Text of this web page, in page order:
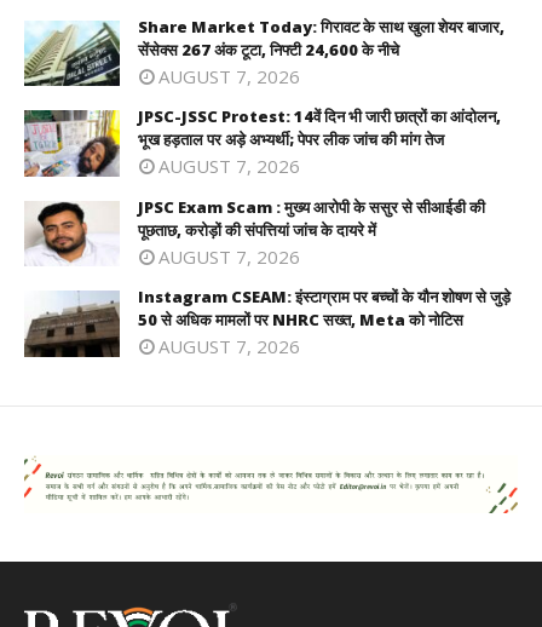
Share Market Today: गिरावट के साथ खुला शेयर बाजार,
सेंसेक्स 267 अंक टूटा, निफ्टी 24,600 के नीचे
AUGUST 7, 2026
JPSC-JSSC Protest: 14वें दिन भी जारी छात्रों का आंदोलन,
भूख हड़ताल पर अड़े अभ्यर्थी; पेपर लीक जांच की मांग तेज
AUGUST 7, 2026
JPSC Exam Scam : मुख्य आरोपी के ससुर से सीआईडी की
पूछताछ, करोड़ों की संपत्तियां जांच के दायरे में
AUGUST 7, 2026
Instagram CSEAM: इंस्टाग्राम पर बच्चों के यौन शोषण से जुड़े
50 से अधिक मामलों पर NHRC सख्त, Meta को नोटिस
AUGUST 7, 2026